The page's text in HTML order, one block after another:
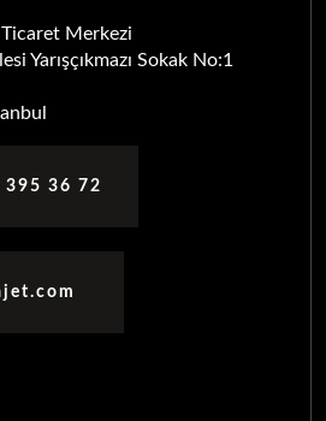
Merkezi
Yarışçıkmazı Sokak No:1
395 36 72